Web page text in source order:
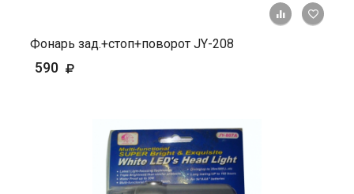
+ К
Фонарь зад.+стоп+поворот JY-208
590